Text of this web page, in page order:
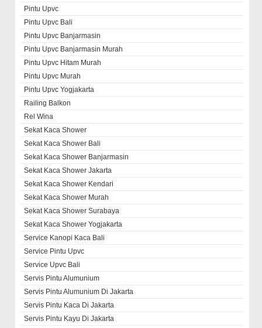
Pintu Upvc
Pintu Upvc Bali
Pintu Upvc Banjarmasin
Pintu Upvc Banjarmasin Murah
Pintu Upvc Hitam Murah
Pintu Upvc Murah
Pintu Upvc Yogjakarta
Railing Balkon
Rel Wina
Sekat Kaca Shower
Sekat Kaca Shower Bali
Sekat Kaca Shower Banjarmasin
Sekat Kaca Shower Jakarta
Sekat Kaca Shower Kendari
Sekat Kaca Shower Murah
Sekat Kaca Shower Surabaya
Sekat Kaca Shower Yogjakarta
Service Kanopi Kaca Bali
Service Pintu Upvc
Service Upvc Bali
Servis Pintu Alumunium
Servis Pintu Alumunium Di Jakarta
Servis Pintu Kaca Di Jakarta
Servis Pintu Kayu Di Jakarta